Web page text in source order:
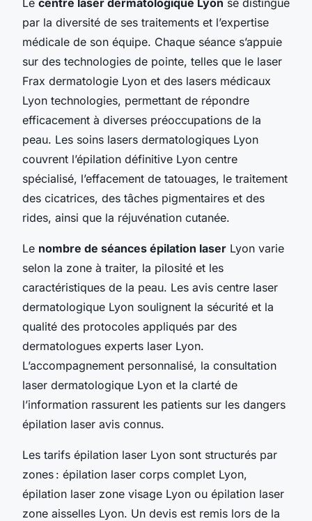
par la diversité de ses traitements et l’expertise
médicale de son équipe. Chaque séance s’appuie
sur des technologies de pointe, telles que le laser
Frax dermatologie Lyon et des lasers médicaux
Lyon technologies, permettant de répondre
efficacement à diverses préoccupations de la
peau. Les soins lasers dermatologiques Lyon
couvrent l’épilation définitive Lyon centre
spécialisé, l’effacement de tatouages, le traitement
des cicatrices, des tâches pigmentaires et des
rides, ainsi que la réjuvénation cutanée.
Le nombre de séances épilation laser Lyon varie
selon la zone à traiter, la pilosité et les
caractéristiques de la peau. Les avis centre laser
dermatologique Lyon soulignent la sécurité et la
qualité des protocoles appliqués par des
dermatologues experts laser Lyon.
L’accompagnement personnalisé, la consultation
laser dermatologique Lyon et la clarté de
l’information rassurent les patients sur les dangers
épilation laser avis connus.
Les tarifs épilation laser Lyon sont structurés par
zones : épilation laser corps complet Lyon,
épilation laser zone visage Lyon ou épilation laser
zone aisselles Lyon. Un devis est remis lors de la